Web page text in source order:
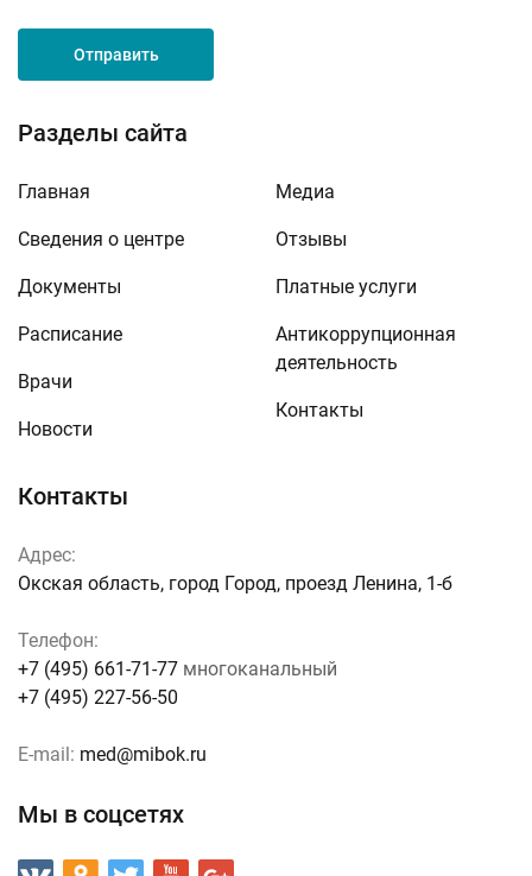
Контакты
Адрес:
Окская область, город Город, проезд Ленина, 1-б
Телефон:
+7 (495) 661-71-77 многоканальный
+7 (495) 227-56-50
E-mail: med@mibok.ru
Мы в соцсетях
Разделы сайта
Главная
Сведения о центре
Документы
Расписание
Врачи
Новости
Медиа
Отзывы
Платные услуги
Антикоррупционная
деятельность
Контакты
Отправить